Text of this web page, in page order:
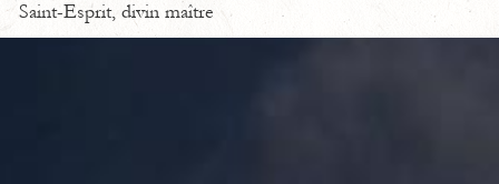
Saint-Esprit, divin maître